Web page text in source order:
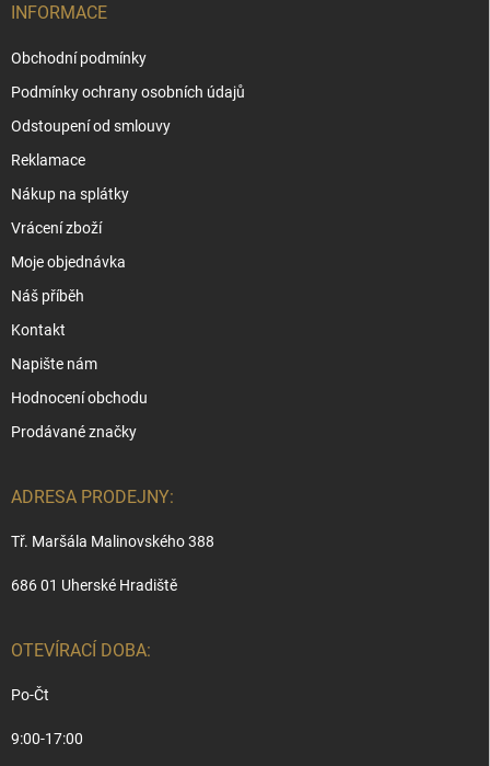
INFORMACE
Obchodní podmínky
Podmínky ochrany osobních údajů
Odstoupení od smlouvy
Reklamace
Nákup na splátky
Vrácení zboží
Moje objednávka
Náš příběh
Kontakt
Napište nám
Hodnocení obchodu
Prodávané značky
ADRESA PRODEJNY:
Tř. Maršála Malinovského 388
686 01 Uherské Hradiště
OTEVÍRACÍ DOBA:
Po-Čt
9:00-17:00